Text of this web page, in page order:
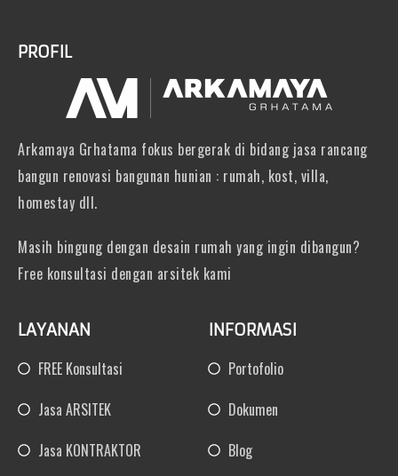
PROFIL
Arkamaya Grhatama fokus bergerak di bidang jasa rancang
bangun renovasi bangunan hunian : rumah, kost, villa,
homestay dll.
Masih bingung dengan desain rumah yang ingin dibangun?
Free konsultasi dengan arsitek kami
LAYANAN
FREE Konsultasi
Jasa ARSITEK
Jasa KONTRAKTOR
INFORMASI
Portofolio
Dokumen
Blog